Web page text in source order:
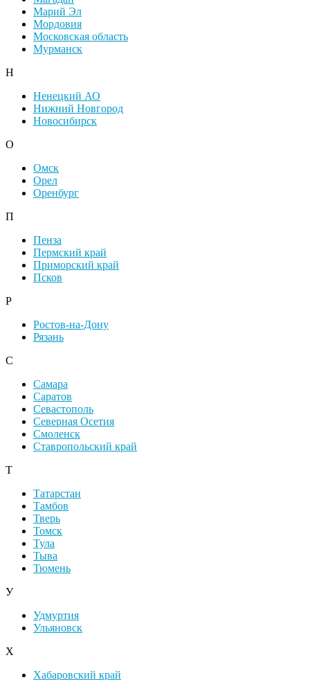
Марий Эл
Мордовия
Московская область
Мурманск
Н
Ненецкий АО
Нижний Новгород
Новосибирск
О
Омск
Орел
Оренбург
П
Пенза
Пермский край
Приморский край
Псков
Р
Ростов-на-Дону
Рязань
С
Самара
Саратов
Севастополь
Северная Осетия
Смоленск
Ставропольский край
Т
Татарстан
Тамбов
Тверь
Томск
Тула
Тыва
Тюмень
У
Удмуртия
Ульяновск
Х
Хабаровский край